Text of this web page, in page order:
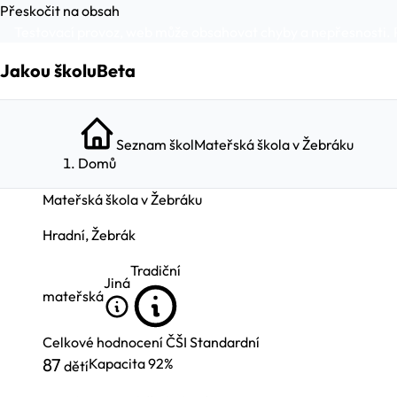
Přeskočit na obsah
Jakou školuBeta
Domů
Seznam školMateřská škola v Žebráku
Mateřská škola v Žebráku
Hradní, Žebrák
mateřská
Jiná
Tradiční
Celkové hodnocení ČŠI Standardní
87 dětíKapacita92%